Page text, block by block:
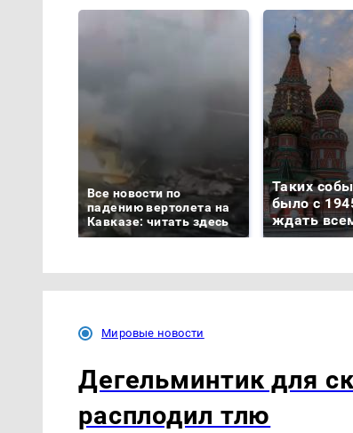
Все новости по
падению вертолета на
Кавказе: читать здесь
Таких
было с
ждать
Мировые новости
Дегельминтик для
расплодил тлю